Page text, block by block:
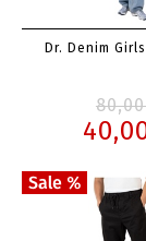
Dr. Denim